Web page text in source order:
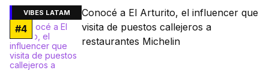
VIBES LATAM
#4
Conocé a El Arturito, el influencer que
visita de puestos callejeros a
restaurantes Michelin